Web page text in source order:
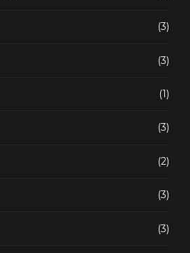
(3)
(3)
(1)
(3)
(2)
(3)
(3)